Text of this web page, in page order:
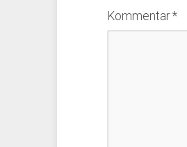
Kommentar*